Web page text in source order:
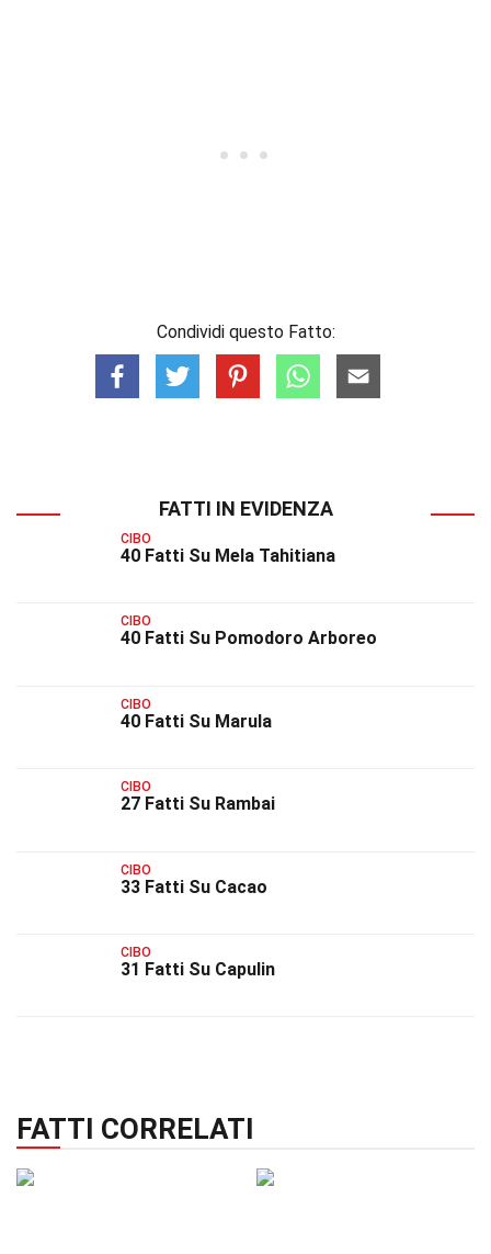
Condividi questo Fatto:
FATTI IN EVIDENZA
CIBO
40 Fatti Su Mela Tahitiana
CIBO
40 Fatti Su Pomodoro Arboreo
CIBO
40 Fatti Su Marula
CIBO
27 Fatti Su Rambai
CIBO
33 Fatti Su Cacao
CIBO
31 Fatti Su Capulin
FATTI CORRELATI